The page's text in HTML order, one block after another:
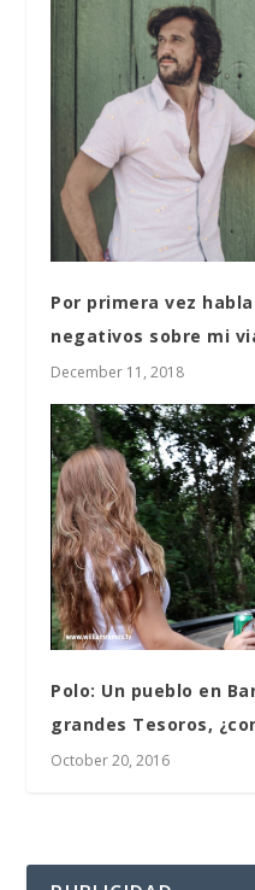
Por primera vez
negativos sobre mi
December 11, 2018
Polo: Un pueblo en
grandes Tesoros,
October 20, 2016